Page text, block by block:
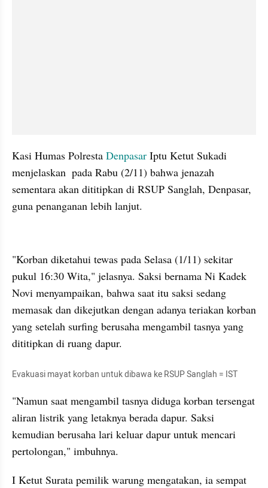
Kasi Humas Polresta Denpasar Iptu Ketut Sukadi
menjelaskan  pada Rabu (2/11) bahwa jenazah
sementara akan dititipkan di RSUP Sanglah, Denpasar,
guna penanganan lebih lanjut.
"Korban diketahui tewas pada Selasa (1/11) sekitar
pukul 16:30 Wita," jelasnya. Saksi bernama Ni Kadek
Novi menyampaikan, bahwa saat itu saksi sedang
memasak dan dikejutkan dengan adanya teriakan korban
yang setelah surfing berusaha mengambil tasnya yang
dititipkan di ruang dapur.
Evakuasi mayat korban untuk dibawa ke RSUP Sanglah = IST
"Namun saat mengambil tasnya diduga korban tersengat
aliran listrik yang letaknya berada dapur. Saksi
kemudian berusaha lari keluar dapur untuk mencari
pertolongan," imbuhnya.
I Ketut Surata pemilik warung mengatakan, ia sempat